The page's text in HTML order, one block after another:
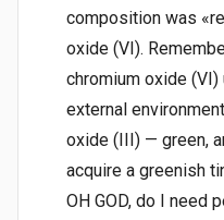
composition was
oxide (VI).
chromium oxide
external
oxide (III) — green,
acquire a greenish
OH GOD, do I need